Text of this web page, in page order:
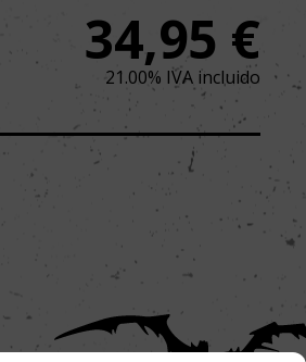
34,95 €
21.00% IVA incluido